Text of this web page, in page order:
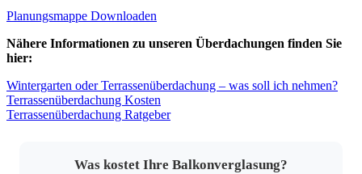
Planungsmappe Downloaden
Nähere Informationen zu unseren Überdachungen finden Sie
hier:
Wintergarten oder Terrassenüberdachung – was soll ich nehmen?
Terrassenüberdachung Kosten
Terrassenüberdachung Ratgeber
Was kostet Ihre Balkonverglasung?